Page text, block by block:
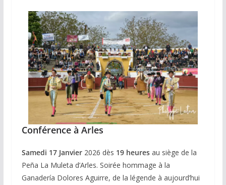
Conférence à Arles
Samedi 17 Janvier2026 dès 19 heures au siège de la
Peña La Muleta d’Arles. Soirée hommage à la
Ganadería Dolores Aguirre, de la légende à aujourd’hui